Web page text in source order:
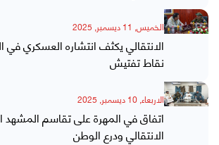
الخميس, 11 ديسمبر, 2025
الانتقالي يكثف انتشاره العسكري
نقاط تفتيش
الاربعاء, 10 ديسمبر, 2025
اتفاق في المهرة على تقاسم المشهد
الانتقالي ودرع الوطن